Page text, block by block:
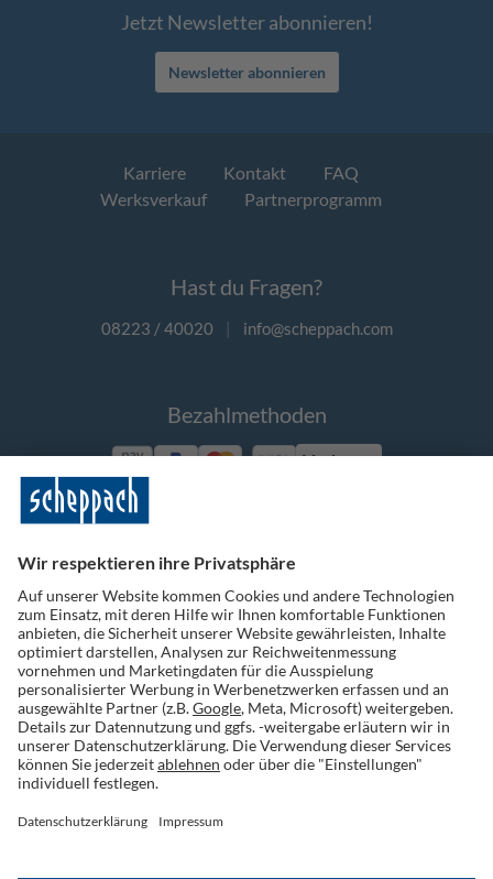
Jetzt Newsletter abonnieren!
Newsletter abonnieren
Karriere Kontakt
FAQ
Werksverkauf
Partnerprogramm
Hast du Fragen?
08223 / 40020 | info@scheppach.com
Bezahlmethoden
Vorkasse
Folge uns auf Social Media